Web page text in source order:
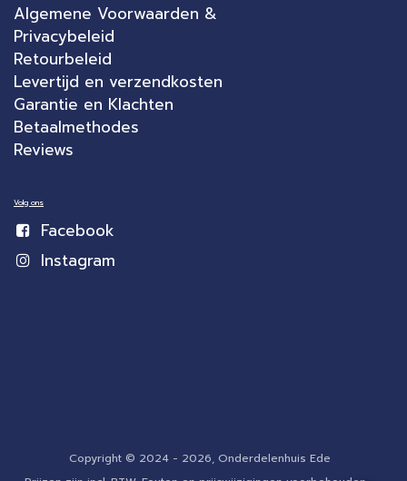
Algemene Voorwaarden &
Privacybeleid
Retourbeleid
Levertijd en verzendkosten
Garantie en Klachten
Betaalmethodes
Reviews
Volg ons
Facebook
Instagram
Copyright © 2024 - 2026, Onderdelenhuis Ede